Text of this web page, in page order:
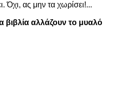
Όχι, ας μην τα χωρίσει!...
βιβλία αλλάζουν το μυαλό